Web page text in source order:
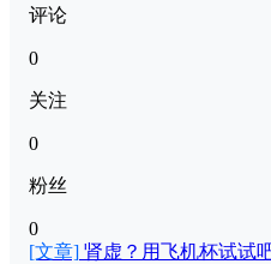
评论
0
关注
0
粉丝
0
[文章] 肾虚？用飞机杯试试